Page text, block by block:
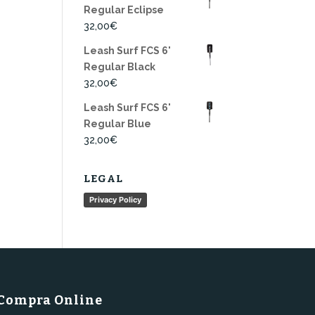
Regular Eclipse
32,00€
Leash Surf FCS 6'
Regular Black
32,00€
Leash Surf FCS 6'
Regular Blue
32,00€
LEGAL
Privacy Policy
Online